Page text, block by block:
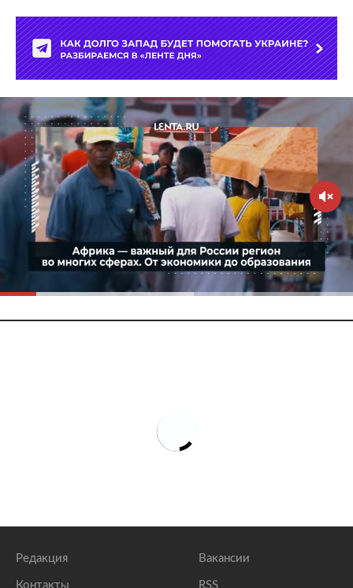
Редакция
Контакты
Вакансии
RSS